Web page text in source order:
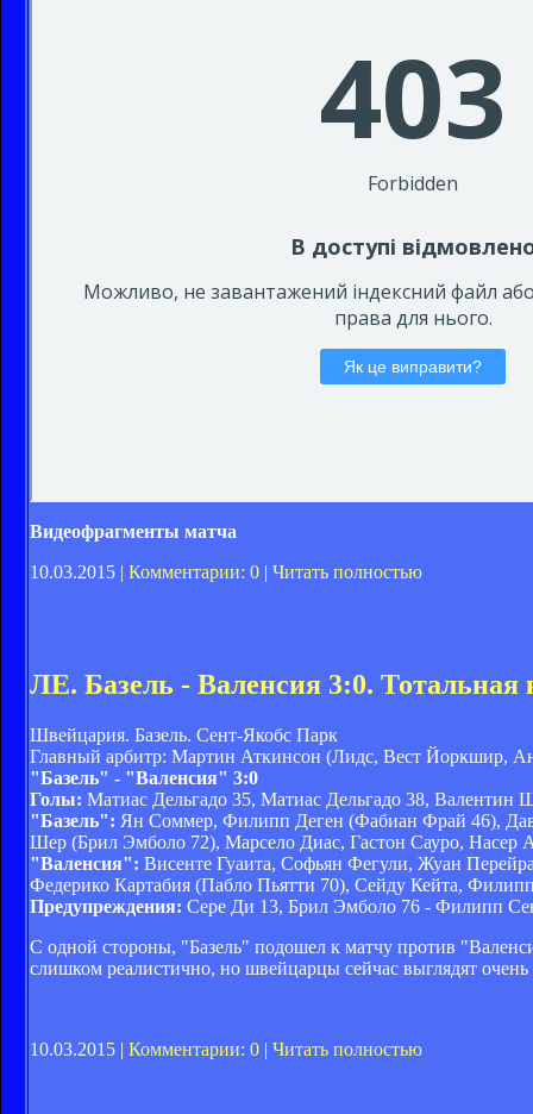
Видеофрагменты матча
10.03.2015 | Комментарии: 0 | Читать полностью
ЛЕ. Базель - Валенсия 3:0. Тотальная
Швейцария. Базель. Сент-Якобс Парк
Главный арбитр: Мартин Аткинсон (Лидс, Вест Йоркшир,
"Базель" - "Валенсия" 3:0
Голы: Матиас Дельгадо 35, Матиас Дельгадо 38, Валентин
"Базель": Ян Соммер, Филипп Деген (Фабиан Фрай 46),
Шер (Брил Эмболо 72), Марсело Диас, Гастон Сауро, Насер
"Валенсия": Висенте Гуаита, Софьян Фегули, Жуан
Федерико Картабия (Пабло Пьятти 70), Сейду Кейта,
Предупреждения: Сере Ди 13, Брил Эмболо 76 - Филипп
С одной стороны, "Базель" подошел к матчу против
слишком реалистично, но швейцарцы сейчас выглядят
10.03.2015 | Комментарии: 0 | Читать полностью